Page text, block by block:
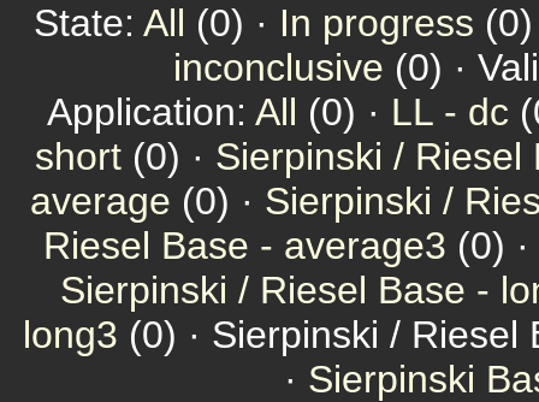
State: All (0) · In progress
inconclusive (0) ·
Application: All (0) · LL - dc
short (0) · Sierpinski / Riesel
average (0) · Sierpinski /
Riesel Base - average3 (0) ·
Sierpinski / Riesel Base -
long3 (0) · Sierpinski /
· Sierpinski